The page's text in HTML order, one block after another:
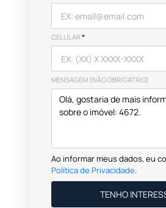
CELULAR *
MENSAGEM (NÃO OBRIGATRIO)
Ao informar meus dados, eu
Política de Privacidade.
TENHO